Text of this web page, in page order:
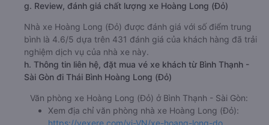
g. Review, đánh giá chất lượng xe Hoàng Long (Đỏ)
Nhà xe Hoàng Long (Đỏ) được đánh giá với số điểm trung
bình là 4.6/5 dựa trên 431 đánh giá của khách hàng đã trải
nghiệm dịch vụ của nhà xe này.
h. Thông tin liên hệ, đặt mua vé xe khách từ Bình Thạnh -
Sài Gòn đi Thái Bình Hoàng Long (Đỏ)
Văn phòng xe Hoàng Long (Đỏ) ở Bình Thạnh - Sài Gòn:
Xem địa chỉ văn phòng nhà xe Hoàng Long (Đỏ):
https://vexere.com/vi-VN/xe-hoang-long-do